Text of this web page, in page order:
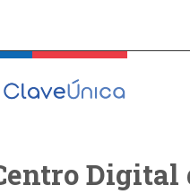
Digital